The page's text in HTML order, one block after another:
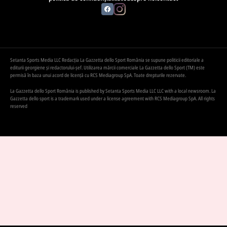
Setanta Sports Media LLC Redacția La Gazzetta dello Sport România se supune politicii editoriale a
editurii georgiene și redactorului-șef. Utilizarea mărcii comerciale La Gazzetta dello Sport (TM) este
permisă în baza unui acord de licență cu RCS Mediagroup SpA. Toate drepturile rezervate.
La Gazzetta dello Sport România is published by Setanta Sports Media LLC LLC with a local newsroom. La
Gazzetta dello sport is a trademark used under a license agreement with RCS Mediagroup SpA. All rights
reserved